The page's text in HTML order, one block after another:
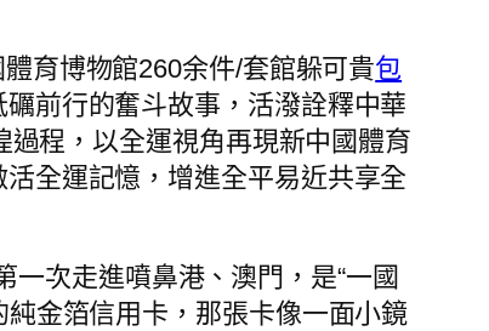
育博物館260余件/套館躲可貴包
前行的奮斗故事，活潑詮釋中華
程，以全運視角再現新中國體育
全運記憶，增進全平易近共享全
次走進噴鼻港、澳門，是“一國
金箔信用卡，那張卡像一面小鏡